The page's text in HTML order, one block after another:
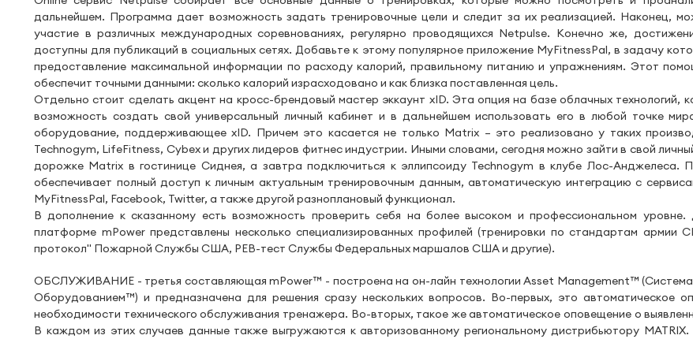
дальнейшем. Программа дает возможность задать тренировочные цели и следит за их реализацией. Наконец,
участие в различных международных соревнованиях, регулярно проводящихся Netpulse. Конечно же,
доступны для публикаций в социальных сетях. Добавьте к этому популярное приложение MyFitnessPal, в задачу
предоставление максимальной информации по расходу калорий, правильному питанию и упражнениям. Этот
обеспечит точными данными: сколько калорий израсходовано и как близка поставленная цель.
Отдельно стоит сделать акцент на кросс-брендовый мастер эккаунт xID. Эта опция на базе облачных технологий,
возможность создать свой универсальный личный кабинет и в дальнейшем использовать его в любой точке
оборудование, поддерживающее xID. Причем это касается не только Matrix – это реализовано у таких
Technogym, LifeFitness, Cybex и других лидеров фитнес индустрии. Иными словами, сегодня можно зайти в свой
дорожке Matrix в гостинице Сиднея, а завтра подключиться к эллипсоиду Technogym в клубе Лос-Анджелеса.
обеспечивает полный доступ к личным актуальным тренировочным данным, автоматическую интеграцию с
MyFitnessPal, Facebook, Twitter, а также другой разноплановый функционал.
В дополнение к сказанному есть возможность проверить себя на более высоком и профессиональном уровне.
платформе mPower представлены несколько специализированных профилей (тренировки по стандартам армии
протокол" Пожарной Службы США, PEB-тест Службы Федеральных маршалов США и другие).
ОБСЛУЖИВАНИЕ - третья составляющая mPower™ - построена на он-лайн технологии Asset Management™ (Система
Оборудованием™) и предназначена для решения сразу нескольких вопросов. Во-первых, это автоматическое
необходимости технического обслуживания тренажера. Во-вторых, такое же автоматическое оповещение о
В каждом из этих случаев данные также выгружаются к авторизованному региональному дистрибьютору